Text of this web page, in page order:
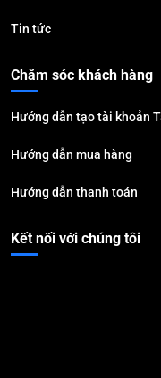
Tin tức
Chăm sóc khách hàng
Hướng dẫn tạo tài khoản
Hướng dẫn mua hàng
Hướng dẫn thanh toán
Kết nối với chúng tôi